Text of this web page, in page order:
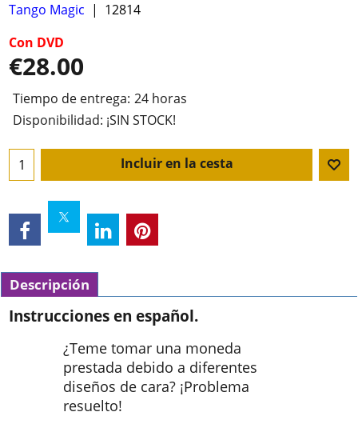
Tango Magic
12814
Con DVD
€28.00
Tiempo de entrega: 24 horas
Disponibilidad: ¡SIN STOCK!
Incluir en la cesta
Descripción
Instrucciones en español.
¿Teme tomar una moneda
prestada debido a diferentes
diseños de cara? ¡Problema
resuelto!